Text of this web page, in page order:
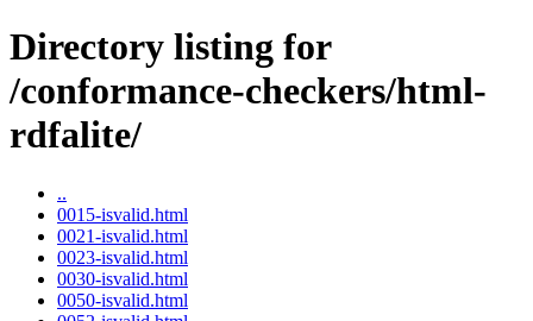
Directory listing for
/conformance-checkers/html-
rdfalite/
..
0015-isvalid.html
0021-isvalid.html
0023-isvalid.html
0030-isvalid.html
0050-isvalid.html